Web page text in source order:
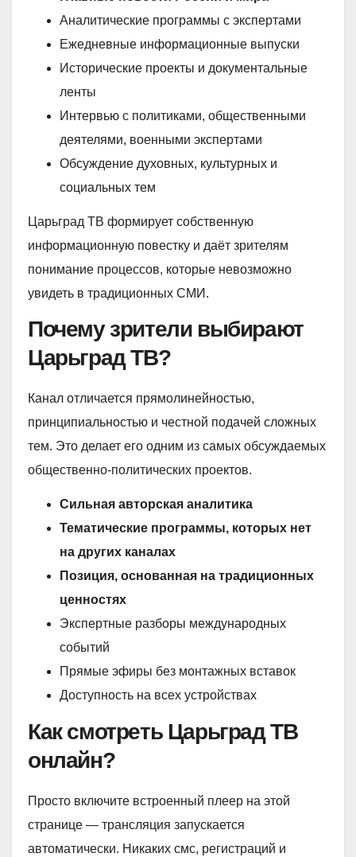
Аналитические программы с экспертами
Ежедневные информационные выпуски
Исторические проекты и документальные
ленты
Интервью с политиками, общественными
деятелями, военными экспертами
Обсуждение духовных, культурных и
социальных тем
Царьград ТВ формирует собственную
информационную повестку и даёт зрителям
понимание процессов, которые невозможно
увидеть в традиционных СМИ.
Почему зрители выбирают
Царьград ТВ?
Канал отличается прямолинейностью,
принципиальностью и честной подачей сложных
тем. Это делает его одним из самых обсуждаемых
общественно-политических проектов.
Сильная авторская аналитика
Тематические программы, которых нет
на других каналах
Позиция, основанная на традиционных
ценностях
Экспертные разборы международных
событий
Прямые эфиры без монтажных вставок
Доступность на всех устройствах
Как смотреть Царьград ТВ
онлайн?
Просто включите встроенный плеер на этой
странице — трансляция запускается
автоматически. Никаких смс, регистраций и